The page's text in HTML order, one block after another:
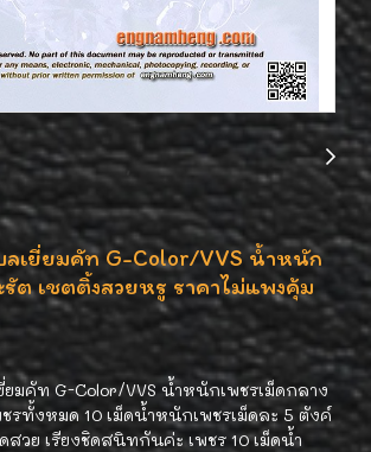
ลเยี่ยมคัท G-Color/VVS น้ำหนัก
รัต เชตติ้งสวยหรู ราคาไม่แพงคุ้ม
ยมคัท G-Color/VVS น้ำหนักเพชรเม็ดกลาง
ชรทั้งหมด 10 เม็ดน้ำหนักเพชรเม็ดละ 5 ตังค์
สวย เรียงชิดสนิทกันค่ะ เพชร 10 เม็ดน้ำ